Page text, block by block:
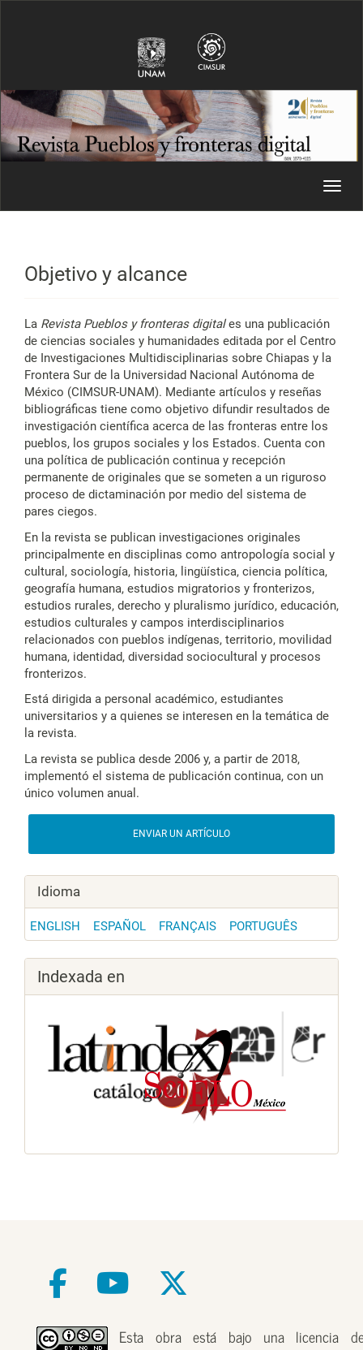
Objetivo y alcance
La Revista Pueblos y fronteras digitales una publicación
de ciencias sociales y humanidades editada por el Centro
de Investigaciones Multidisciplinarias sobre Chiapas y la
Frontera Sur de la Universidad Nacional Autónoma de
México (CIMSUR-UNAM). Mediante artículos y reseñas
bibliográficas tiene como objetivo difundir resultados de
investigación científica acerca de las fronteras entre los
pueblos, los grupos sociales y los Estados. Cuenta con
una política de publicación continua y recepción
permanente de originales que se someten a un riguroso
proceso de dictaminación por medio del sistema de
pares ciegos.
En la revista se publican investigaciones originales
principalmente en disciplinas como antropología social y
cultural, sociología, historia, lingüística, ciencia política,
geografía humana, estudios migratorios y fronterizos,
estudios rurales, derecho y pluralismo jurídico, educación,
estudios culturales y campos interdisciplinarios
relacionados con pueblos indígenas, territorio, movilidad
humana, identidad, diversidad sociocultural y procesos
fronterizos.
Está dirigida a personal académico, estudiantes
universitarios y a quienes se interesen en la temática de
la revista.
La revista se publica desde 2006 y, a partir de 2018,
implementó el sistema de publicación continua, con un
único volumen anual.
ENVIAR UN ARTÍCULO
Idioma
ENGLISH ESPAÑOL FRANÇAIS PORTUGUÊS
Indexada en
Esta obra está bajo una licencia